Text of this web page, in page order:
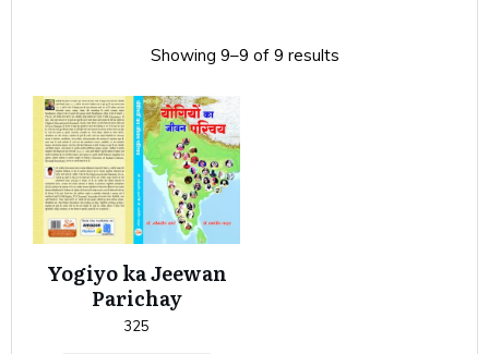
Showing 9–9 of 9 results
Yogiyo ka Jeewan
Parichay
325